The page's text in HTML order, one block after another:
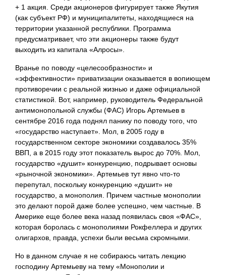
+ 1 акция. Среди акционеров фигурирует также Якутия
(как субъект РФ) и муниципалитеты, находящиеся на
территории указанной республики. Программа
предусматривает, что эти акционеры также будут
выходить из капитала «Алросы».
Вранье по поводу «целесообразности» и
«эффективности» приватизации оказывается в вопиющем
противоречии с реальной жизнью и даже официальной
статистикой. Вот, например, руководитель Федеральной
антимонопольной службы (ФАС) Игорь Артемьев в
сентябре 2016 года поднял панику по поводу того, что
«государство наступает». Мол, в 2005 году в
государственном секторе экономики создавалось 35%
ВВП, а в 2015 году этот показатель вырос до 70%. Мол,
государство «душит» конкуренцию, подрывает основы
«рыночной экономики». Артемьев тут явно что-то
перепутал, поскольку конкуренцию «душит» не
государство, а монополия. Причем частные монополии
это делают порой даже более успешно, чем частные. В
Америке еще более века назад появилась своя «ФАС»,
которая боролась с монополиями Рокфеллера и других
олигархов, правда, успехи были весьма скромными.
Но в данном случае я не собираюсь читать лекцию
господину Артемьеву на тему «Монополии и